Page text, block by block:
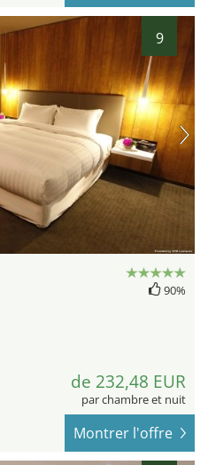
9
90%
de 232,48 EUR
par chambre et nuit
Montrer l'offre